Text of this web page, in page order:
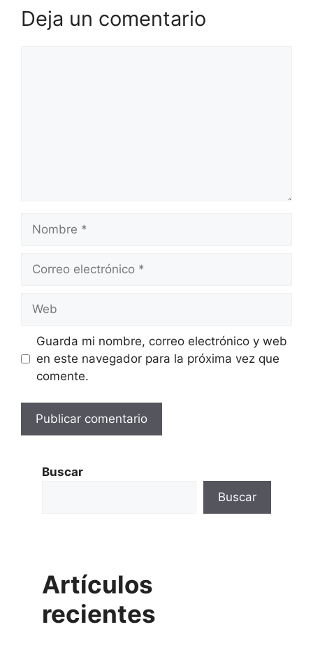
Deja un comentario
electrónico
Guarda mi nombre, correo electrónico y web
en este navegador para la próxima vez que
comente.
Buscar
Buscar
Artículos
recientes